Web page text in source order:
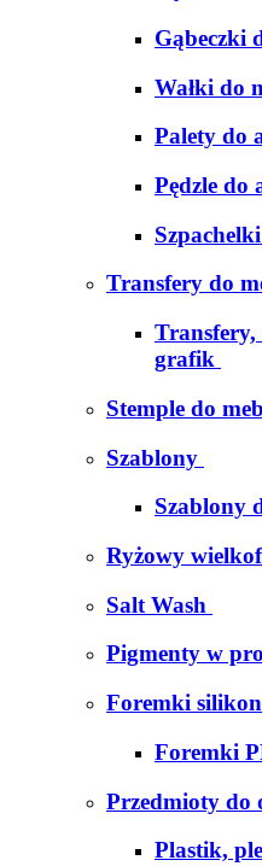
Gąbeczki
Wałki do
Palety do
Pędzle do
Transfery do
Transfery,
grafik
Stemple do
Szablony
Szablony
Ryżowy
Salt Wash
Pigmenty w
Foremki
Foremki
Przedmioty do
Plastik,